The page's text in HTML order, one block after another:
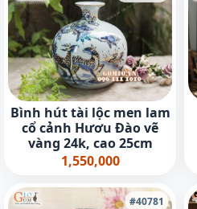
Bình hút tài lộc men lam
cổ cảnh Hươu Đào vẽ
vàng 24k, cao 25cm
1,550,000
#40781